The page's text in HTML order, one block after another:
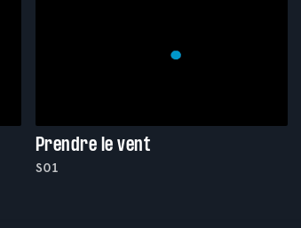
Prendre le vent
S01